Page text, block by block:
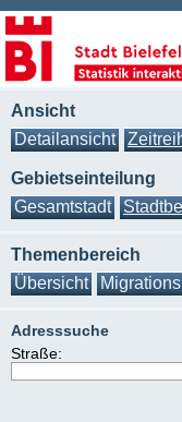
Ansicht
Detailansicht
Gebietseinteilung
Gesamtstadt
Themenbereich
Übersicht
Adresssuche
Straße: